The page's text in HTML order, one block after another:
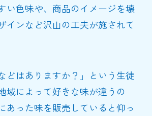
い色味や、商品のイメージを壊
インなど沢山の工夫が施されて
どはありますか？」という生徒
域によって好きな味が違うの
あった味を販売していると仰っ